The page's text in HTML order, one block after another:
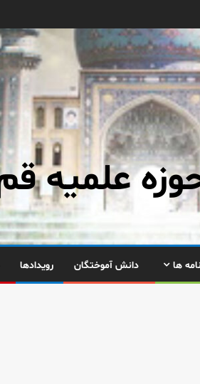
علمیه
ها دانش آموختگان رویدادها